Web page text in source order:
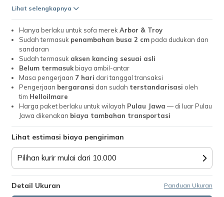
Lihat selengkapnya
Hanya berlaku untuk sofa merekArbor & Troy
Sudah termasuk penambahan busa 2 cmpada dudukan dan
sandaran
Sudah termasuk aksen kancing sesuai asli
Belum termasuk biaya ambil-antar
Masa pengerjaan 7 hari dari tanggal transaksi
Pengerjaan bergaransi dan sudah terstandarisasi oleh
tim Helloilmare
Harga paket berlaku untuk wilayah Pulau Jawa — di luar Pulau
Jawa dikenakan biaya tambahan transportasi
Lihat estimasi biaya pengiriman
Pilihan kurir mulai dari 10.000
Detail Ukuran Panduan Ukuran